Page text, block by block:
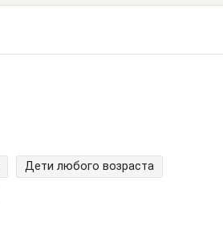
Дети любого возраста